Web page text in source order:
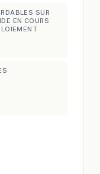
SUR
EN COURS